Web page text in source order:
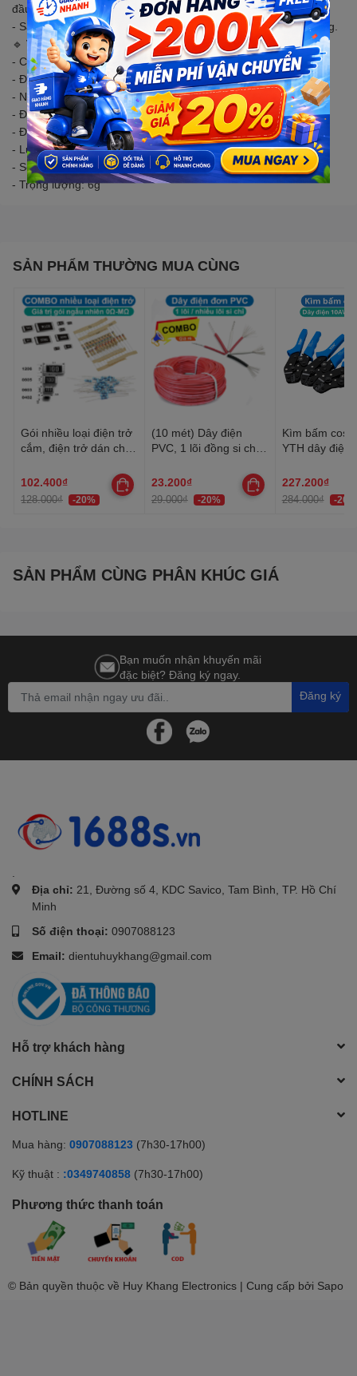
đầu nút nhấn
- Sản phẩm có đa dạng màu sắc phù hợp với mục đích sử dụng.
🔹 THÔNG SỐ KỸ THUẬT
- Chiều cao: 12mm
- Đường kính lỗ trong: 6mm
- Nhiệt độ hoạt động: – 30°C ~ 70°C
- Điện trở cách điện: ≥ 1000MΩ
- Điện trở tiếp xúc: ≤ 0.03Ω
- Lực tác động: 150 ~ 300G
- Số lần nhấn: 100.000 lần
- Trọng lượng: 6g
SẢN PHẨM THƯỜNG MUA CÙNG
Gói nhiều loại điện trở
cắm, điện trở dán cho
102.400₫
128.000₫ -20%
(10 mét) Dây điện
PVC, 1 lõi đồng si chì,
22AWG
23.200₫
29.000₫ -20%
Kìm bấm cos
YTH dây điện
227.200₫
284.000₫ -20%
SẢN PHẨM CÙNG PHÂN KHÚC GIÁ
Bạn muốn nhận khuyến mãi
đặc biệt? Đăng ký ngay.
Đăng ký
Địa chỉ: 21, Đường số 4, KDC Savico, Tam Bình, TP. Hồ Chí
Minh
Số điện thoại: 0907088123
Email: dientuhuykhang@gmail.com
Hỗ trợ khách hàng
CHÍNH SÁCH
HOTLINE
Mua hàng: 0907088123 (7h30-17h00)
Kỹ thuật : :0349740858 (7h30-17h00)
Phương thức thanh toán
© Bản quyền thuộc về Huy Khang Electronics | Cung cấp bởi Sapo